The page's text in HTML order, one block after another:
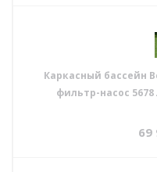
Каркасный бассейн
фильтр-насос
69